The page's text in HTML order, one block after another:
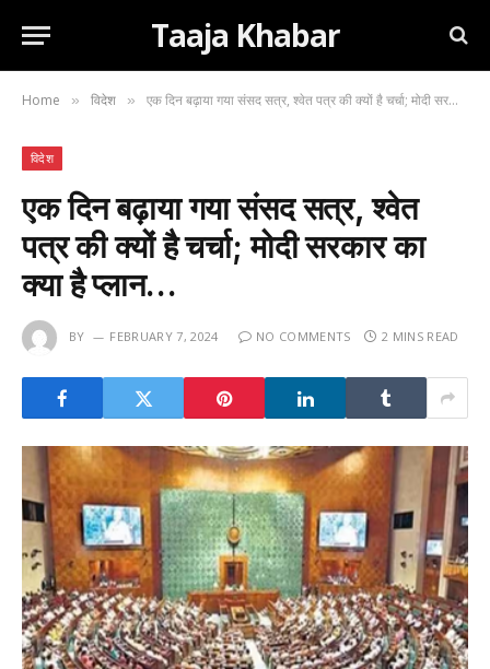
Taaja Khabar
Home » विदेश » एक दिन बढ़ाया गया संसद सत्र, श्वेत पत्र की क्यों है चर्चा; मोदी सरकार का क्या है प्लान…
विदेश
एक दिन बढ़ाया गया संसद सत्र, श्वेत
पत्र की क्यों है चर्चा; मोदी सरकार का
क्या है प्लान…
BY FEBRUARY 7, 2024 NO COMMENTS 2 MINS READ